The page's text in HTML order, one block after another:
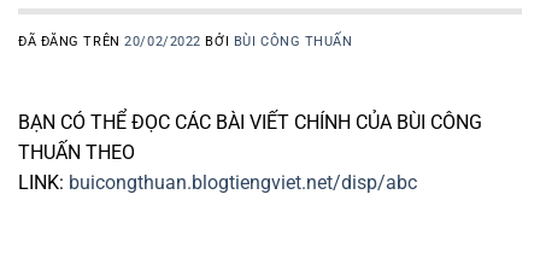
ĐÃ ĐĂNG TRÊN20/02/2022 BỞI BÙI CÔNG THUẤN
BẠN CÓ THỂ ĐỌC CÁC BÀI VIẾT CHÍNH CỦA BÙI CÔNG
THUẤN THEO
LINK: buicongthuan.blogtiengviet.net/disp/abc